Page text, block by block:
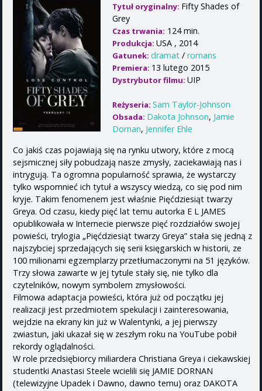
Tytuł oryginalny: Fifty Shades of
Grey
Czas trwania: 124 min.
Produkcja: USA , 2014
Gatunek: dramat / romans
Premiera: 13 lutego 2015
Dystrybutor filmu: UIP
Reżyseria: Sam Taylor-Johnson
Obsada: Dakota Johnson, Jamie
Dornan, Jennifer Ehle
Co jakiś czas pojawiają się na rynku utwory, które z mocą
sejsmicznej siły pobudzają nasze zmysły, zaciekawiają nas i
intrygują. Ta ogromna popularność sprawia, że wystarczy
tylko wspomnieć ich tytuł a wszyscy wiedzą, co się pod nim
kryje. Takim fenomenem jest właśnie Pięćdziesiąt twarzy
Greya. Od czasu, kiedy pięć lat temu autorka E L JAMES
opublikowała w Internecie pierwsze pięć rozdziałów swojej
powieści, trylogia „Pięćdziesiąt twarzy Greya” stała się jedną z
najszybciej sprzedających się serii księgarskich w historii, ze
100 milionami egzemplarzy przetłumaczonymi na 51 języków.
Trzy słowa zawarte w jej tytule stały się, nie tylko dla
czytelników, nowym symbolem zmysłowości.
Filmowa adaptacja powieści, która już od początku jej
realizacji jest przedmiotem spekulacji i zainteresowania,
wejdzie na ekrany kin już w Walentynki, a jej pierwszy
zwiastun, jaki ukazał się w zeszłym roku na YouTube pobił
rekordy oglądalności.
W role przedsiębiorcy miliardera Christiana Greya i ciekawskiej
studentki Anastasi Steele wcielili się JAMIE DORNAN
(telewizyjne Upadek i Dawno, dawno temu) oraz DAKOTA